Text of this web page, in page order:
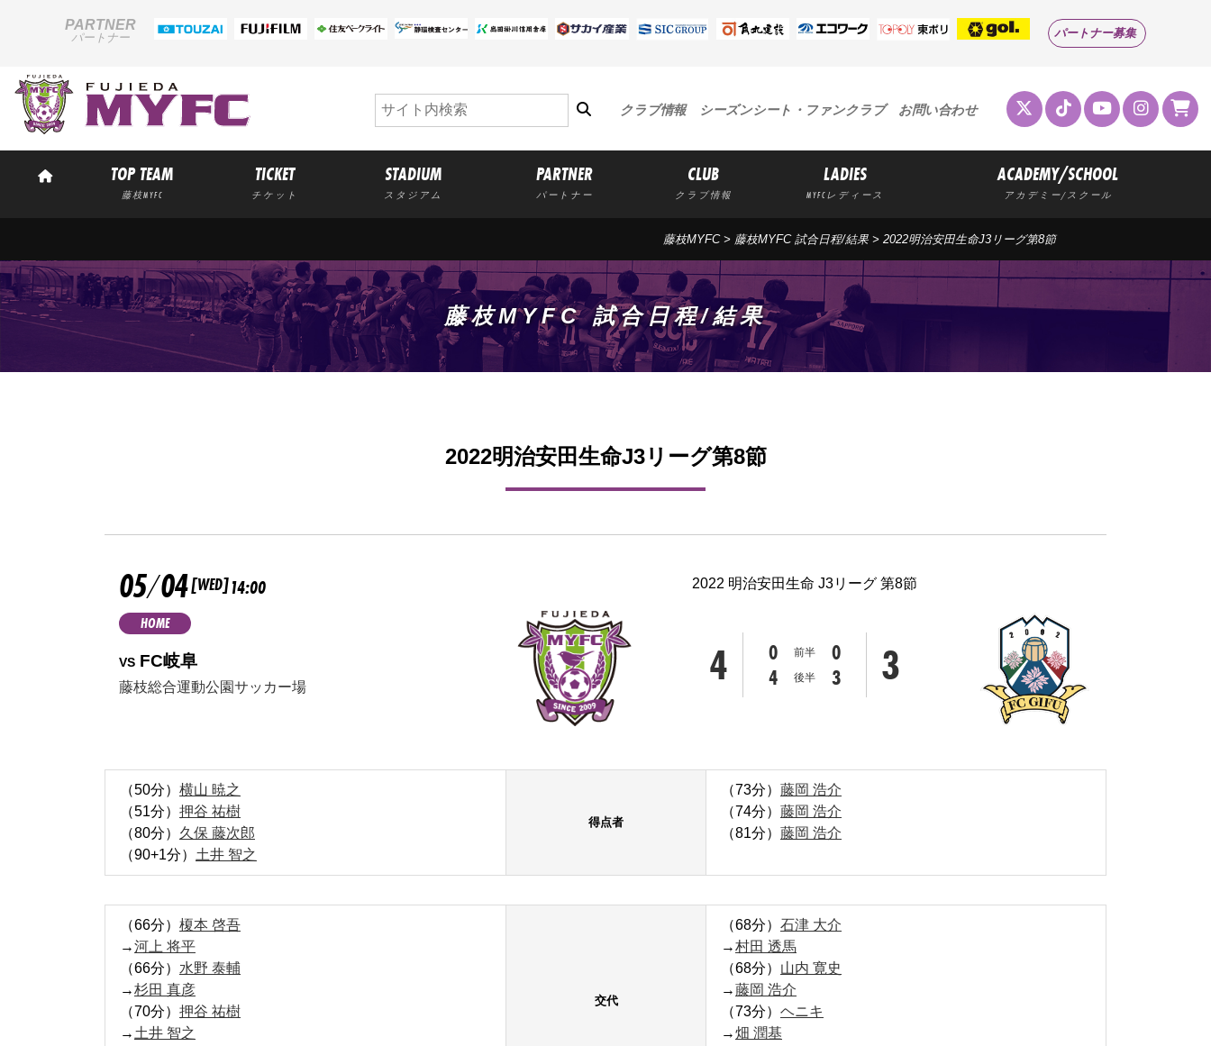
PARTNER
パートナー パートナー募集
クラブ情報 シーズンシート・ファンクラブ お問い合わせ
TOP TEAM
藤枝MYFC
TICKET
チケット
STADIUM
スタジアム
PARTNER
パートナー
CLUB
クラブ情報
LADIES
MYFCレディース
ACADEMY/SCHOOL
アカデミー/スクール
藤枝MYFC> 藤枝MYFC 試合日程/結果 > 2022明治安田生命J3リーグ第8節
藤枝MYFC 試合日程/結果
2022明治安田生命J3リーグ第8節
05/04[WED]14:00
HOME
VS FC岐阜
藤枝総合運動公園サッカー場
2022 明治安田生命 J3リーグ 第8節
4 0 前半
0
4
後半 3 3
（50分） 横山 暁之
（51分） 押谷 祐樹
（80分） 久保 藤次郎
（90+1分） 土井 智之
得点者
（73分） 藤岡 浩介
（74分） 藤岡 浩介
（81分） 藤岡 浩介
（66分） 榎本 啓吾
→河上 将平
（66分） 水野 泰輔
→杉田 真彦
（70分） 押谷 祐樹
→ 土井 智之
交代
（68分） 石津 大介
→村田 透馬
（68分） 山内 寛史
→藤岡 浩介
（73分） ヘニキ
→畑 潤基